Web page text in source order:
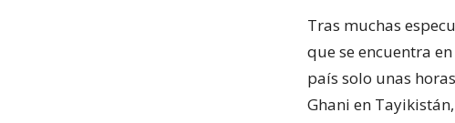
Tras muchas
que se encuentra
país solo unas
Ghani en